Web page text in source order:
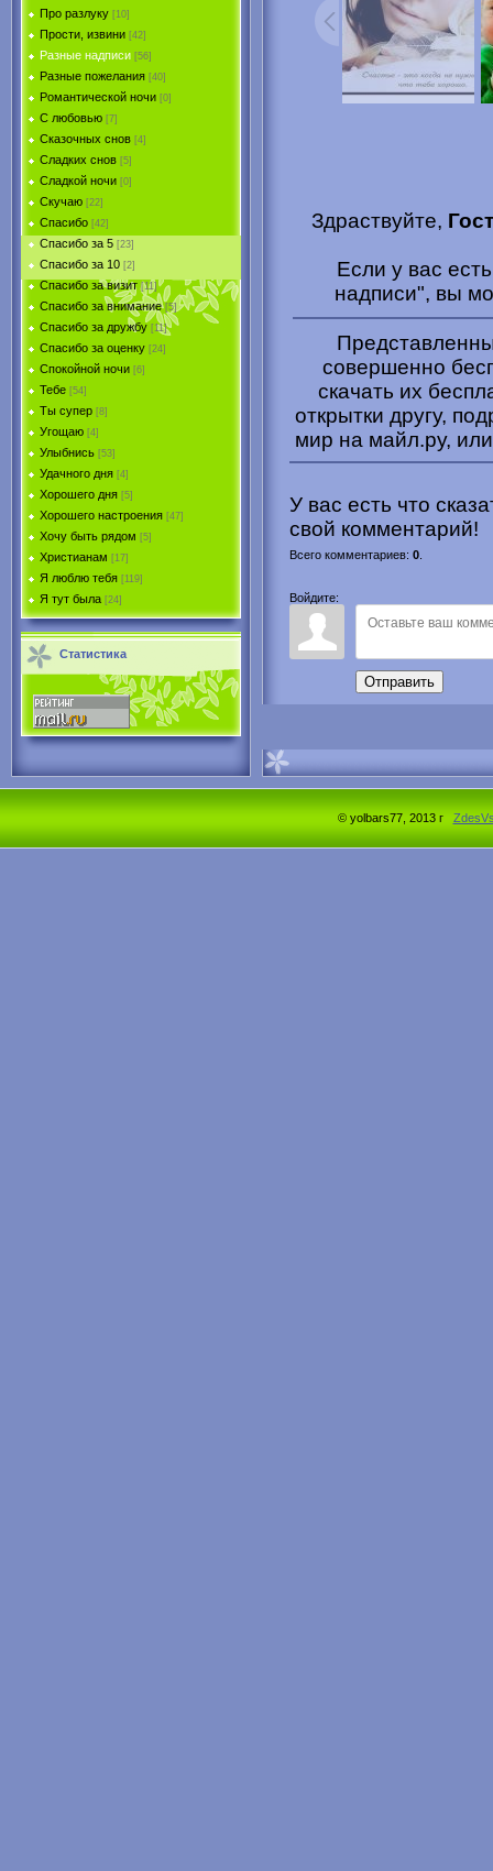
Про разлуку [10]
Прости, извини [42]
Разные надписи [56]
Разные пожелания [40]
Романтической ночи [0]
С любовью [7]
Сказочных снов [4]
Сладких снов [5]
Сладкой ночи [0]
Скучаю [22]
Спасибо [42]
Спасибо за 5 [23]
Спасибо за 10 [2]
Спасибо за визит [11]
Спасибо за внимание [5]
Спасибо за дружбу [11]
Спасибо за оценку [24]
Спокойной ночи [6]
Тебе [54]
Ты супер [8]
Угощаю [4]
Улыбнись [53]
Удачного дня [4]
Хорошего дня [5]
Хорошего настроения [47]
Хочу быть рядом [5]
Христианам [17]
Я люблю тебя [119]
Я тут была [24]
Статистика
Здраствуйте,
Если у вас
надписи", вы
совершенно
скачать их
открытки другу,
мир на майл.ру,
У вас есть что
свой комментарий!
Всего комментариев: 0
Войдите:
Отправить
© yolbars77, 2013 г